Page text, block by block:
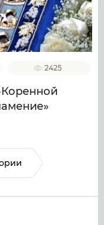
2425